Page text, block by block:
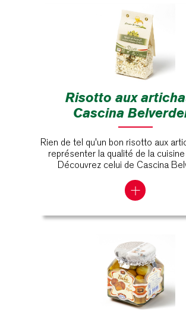
Risotto aux
Cascina
Rien de tel qu'un bon risotto aux
représenter la qualité de la
Découvrez celui de Cascina